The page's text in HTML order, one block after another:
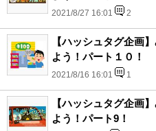
2021/8/27 16:01 2
【ハッシュタグ企画
よう！パート１０！
2021/8/16 16:01 1
【ハッシュタグ企画
よう！パート9！